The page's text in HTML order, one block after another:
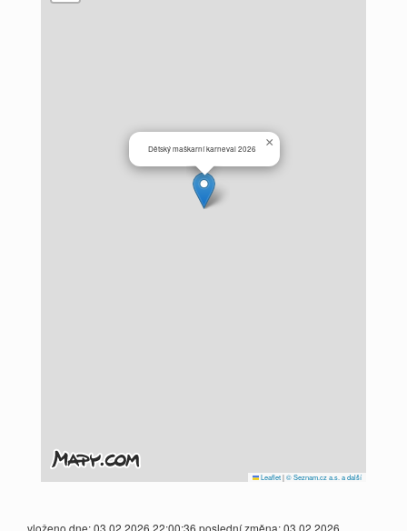
Dětský maškarní karneval 2026 ×
Leaflet|© Seznam.cz a.s. a další
vloženo dne: 03.02.2026 22:00:36 poslední změna: 03.02.2026